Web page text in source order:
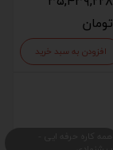
تومان
افزودن به سبد خرید